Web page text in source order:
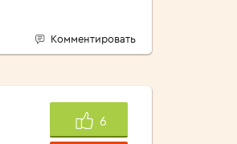
Комментировать
6